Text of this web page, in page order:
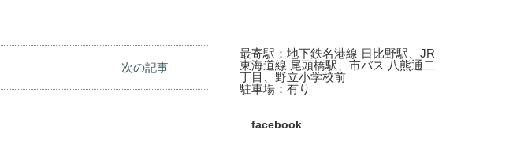
次の記事
最寄駅：地下鉄名港線 日比野駅、JR
東海道線 尾頭橋駅、市バス 八熊通二
丁目、野立小学校前
駐車場：有り
facebook